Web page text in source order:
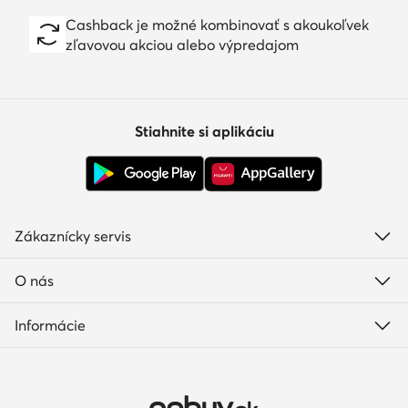
kolekcie i aktuálne akcie Baldowski nájdete pod jednou
strechou – vaše nové topánky sú tak vzdialené len pár
Cashback je možné kombinovať s akoukoľvek
zľavovou akciou alebo výpredajom
Stiahnite si aplikáciu
Zákaznícky servis
O nás
Informácie